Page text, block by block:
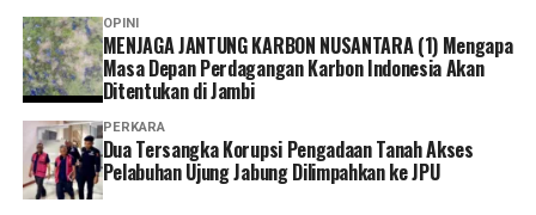
OPINI
MENJAGA JANTUNG KARBON NUSANTARA (1) Mengapa
Masa Depan Perdagangan Karbon Indonesia Akan
Ditentukan di Jambi
PERKARA
Dua Tersangka Korupsi Pengadaan Tanah Akses
Pelabuhan Ujung Jabung Dilimpahkan ke JPU